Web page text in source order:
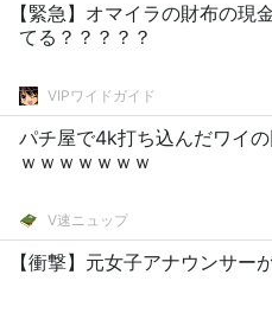
【緊急】オマイラの財布の現
てる？？？？？
VIPワイドガイド
パチ屋で4k打ち込んだワイ
ｗｗｗｗｗｗｗ
V速ニュップ
【衝撃】元女子アナウンサー